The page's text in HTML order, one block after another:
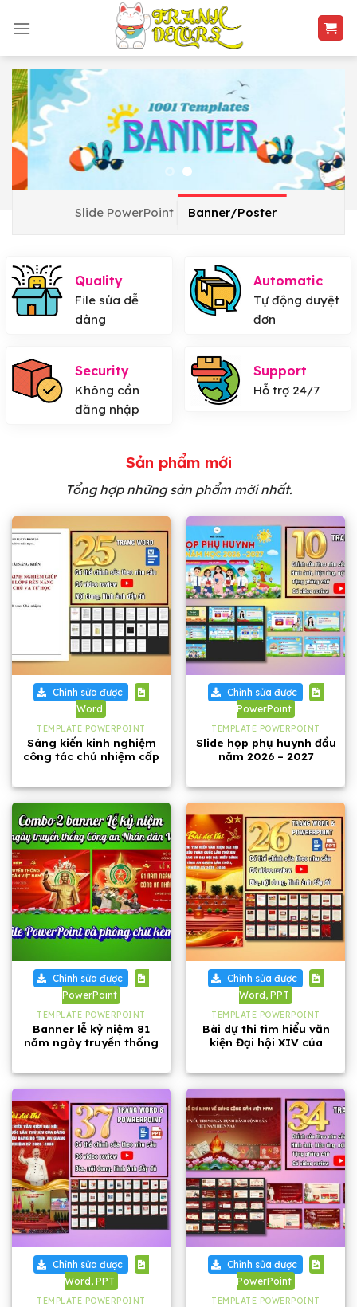
Slide PowerPoint Banner/Poster
Quality
File sửa dễ
dàng
Automatic
Tự động duyệt
đơn
Security
Không cần
đăng nhập
Support
Hỗ trợ 24/7
Sản phẩm mới
Tổng hợp những sản phẩm mới nhất.
Chỉnh sửa được
Word
TEMPLATE POWERPOINT
Sáng kiến kinh nghiệm
công tác chủ nhiệm cấp
Chỉnh sửa được
PowerPoint
TEMPLATE POWERPOINT
Slide họp phụ huynh đầu
năm 2026 – 2027
Chỉnh sửa được
PowerPoint
TEMPLATE POWERPOINT
Banner lễ kỷ niệm 81
năm ngày truyền thống
Chỉnh sửa được
Word, PPT
TEMPLATE POWERPOINT
Bài dự thi tìm hiểu văn
kiện Đại hội XIV của
Chỉnh sửa được
Word, PPT
TEMPLATE POWERPOINT
Chỉnh sửa được
PowerPoint
TEMPLATE POWERPOINT